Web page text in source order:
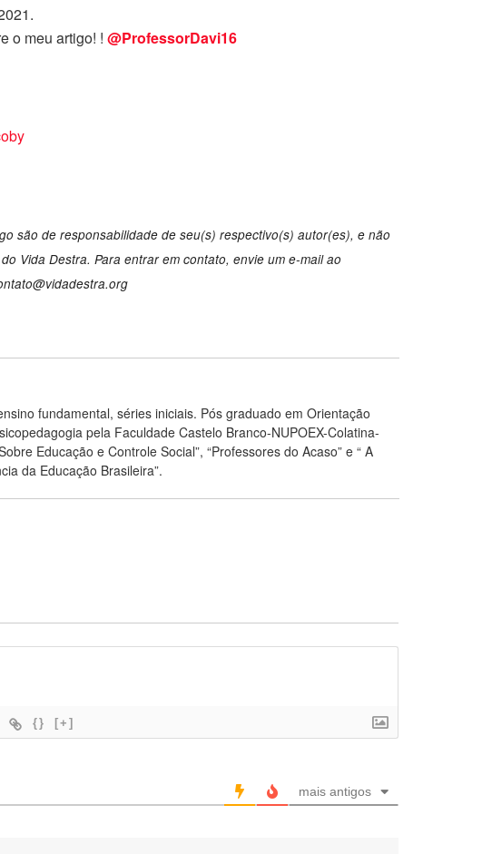
o meu artigo! ! @ProfessorDavi16
são de responsabilidade de seu(s) respectivo(s) autor(es), e não
Vida Destra. Para entrar em contato, envie um e-mail ao
fundamental, séries iniciais. Pós graduado em Orientação
pela Faculdade Castelo Branco-NUPOEX-Colatina-
Educação e Controle Social”, “Professores do Acaso” e “ A
da Educação Brasileira”.
{} [+]
mais antigos